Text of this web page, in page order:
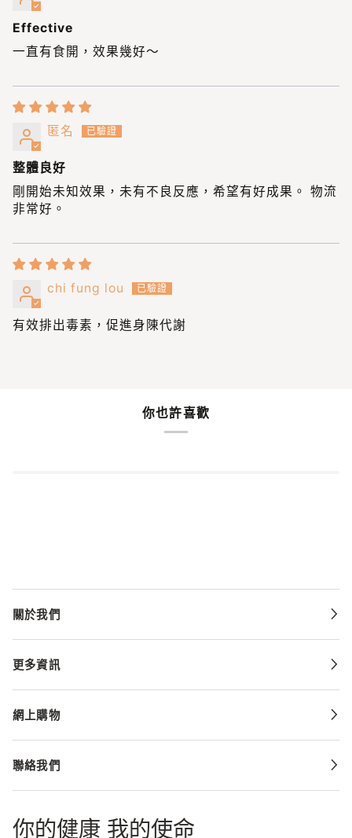
Effective
一直有食開，效果幾好～
匿名
整體良好
剛開始未知效果，未有不良反應，希望有好成果。 物流
非常好。
chi fung lou
有效排出毒素，促進身陳代謝
你也許喜歡
關於我們
更多資訊
網上購物
聯絡我們
你的健康 我的使命